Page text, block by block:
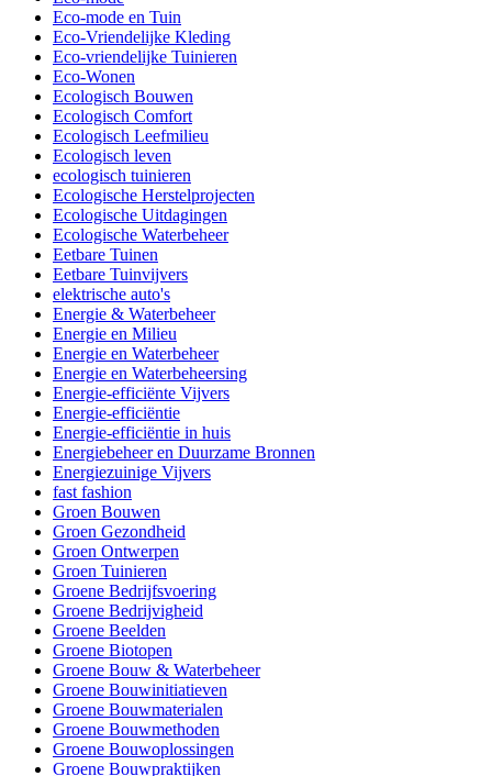
Eco-mode en Tuin
Eco-Vriendelijke Kleding
Eco-vriendelijke Tuinieren
Eco-Wonen
Ecologisch Bouwen
Ecologisch Comfort
Ecologisch Leefmilieu
Ecologisch leven
ecologisch tuinieren
Ecologische Herstelprojecten
Ecologische Uitdagingen
Ecologische Waterbeheer
Eetbare Tuinen
Eetbare Tuinvijvers
elektrische auto's
Energie & Waterbeheer
Energie en Milieu
Energie en Waterbeheer
Energie en Waterbeheersing
Energie-efficiënte Vijvers
Energie-efficiëntie
Energie-efficiëntie in huis
Energiebeheer en Duurzame Bronnen
Energiezuinige Vijvers
fast fashion
Groen Bouwen
Groen Gezondheid
Groen Ontwerpen
Groen Tuinieren
Groene Bedrijfsvoering
Groene Bedrijvigheid
Groene Beelden
Groene Biotopen
Groene Bouw & Waterbeheer
Groene Bouwinitiatieven
Groene Bouwmaterialen
Groene Bouwmethoden
Groene Bouwoplossingen
Groene Bouwpraktijken